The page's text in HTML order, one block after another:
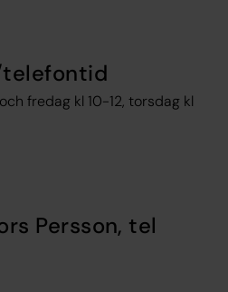
fredag kl 10-12, torsdag kl
Persson, tel